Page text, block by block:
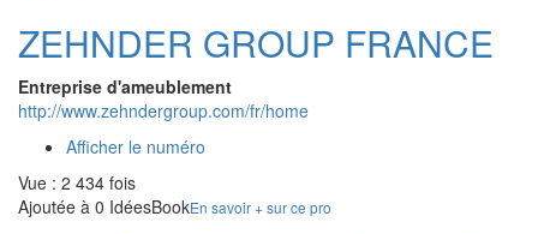
ZEHNDER GROUP FRANCE
Entreprise d'ameublement
http://www.zehndergroup.com/fr/home
Afficher le numéro
Vue : 2 434 fois
Ajoutée à 0 IdéesBookEn savoir + sur ce pro